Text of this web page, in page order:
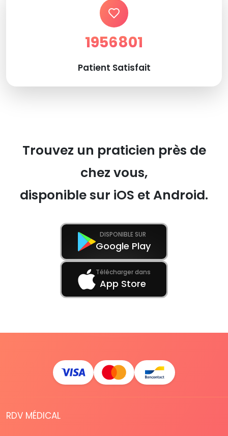
1956801
Patient Satisfait
Trouvez un praticien près de
chez vous,
disponible sur iOS et Android.
DISPONIBLE SUR
Google Play
Télécharger dans
App Store
RDV MÉDICAL